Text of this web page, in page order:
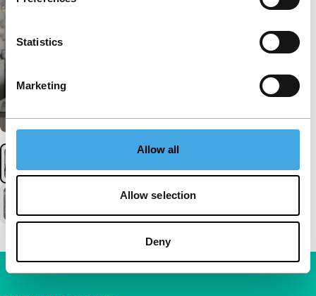
Statistics
Marketing
Allow all
Allow selection
Deny